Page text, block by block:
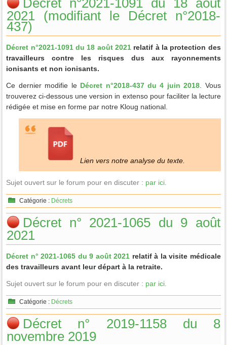
Décret n°2021-1091 du 18 août
2021 (modifiant le Décret n°2018-
437)
Décret n°2021-1091 du 18 août 2021 relatif à la protection des
travailleurs contre les risques dus aux rayonnements
ionisants et non ionisants.
Ce dernier modifie le Décret n°2018-437 du 4 juin 2018. Vous
trouverez ci-dessous une version in extenso pour faciliter la lecture
rédigée et mise en forme par notre Kloug national.
Lien vers notre analyse du texte.
Sujet ouvert sur le forum pour en discuter : par ici.
Catégorie : Décrets
Décret n° 2021-1065 du 9 août
2021
Décret n° 2021-1065 du 9 août 2021 relatif à la visite médicale
des travailleurs avant leur départ à la retraite.
Sujet ouvert sur le forum pour en discuter : par ici.
Catégorie : Décrets
Décret n° 2019-1158 du 8
novembre 2019